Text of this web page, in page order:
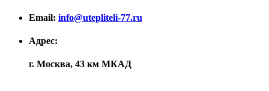
Email: info@utepliteli-77.ru
Адрес:
г. Москва, 43 км МКАД